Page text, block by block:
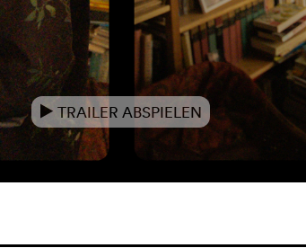
e TRAILER ABSPIELEN